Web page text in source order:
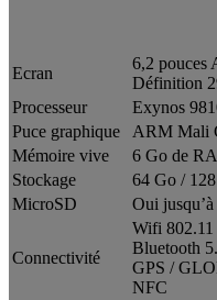
Ecran
6,2 pouces
Définition
Processeur
Exynos
Puce graphique
ARM Mali
Mémoire vive
6 Go de
Stockage
64 Go /
MicroSD
Oui
Connectivité
Wifi 802.11
Bluetooth
GPS /
NFC